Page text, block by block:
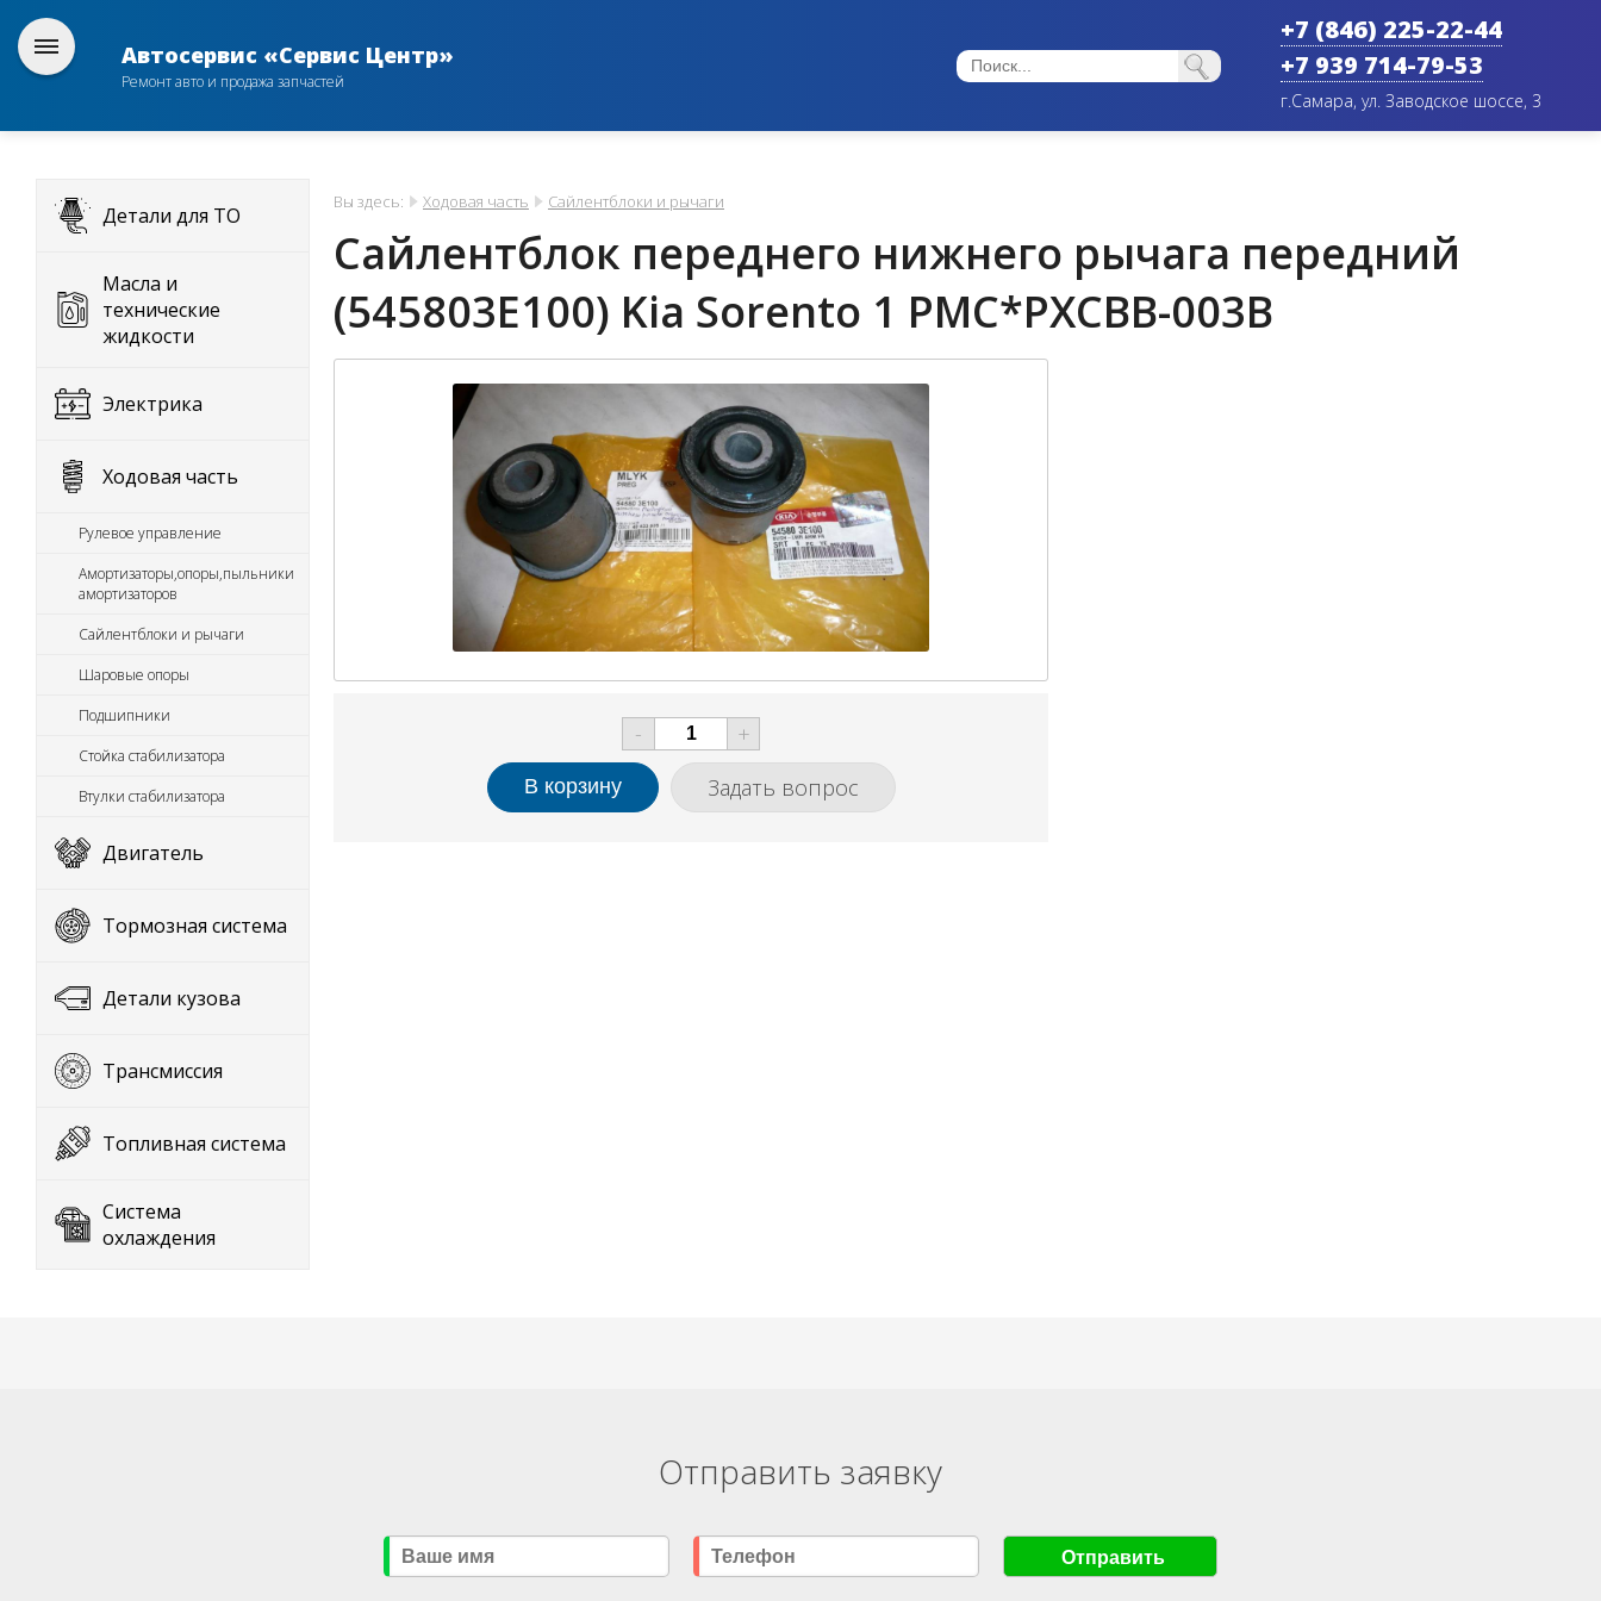
Автосервис «Сервис Центр»
Ремонт авто и продажа запчастей
+7 (846) 225-22-44
+7 939 714-79-53
г.Самара, ул. Заводское шоссе, 3
Детали для ТО
Масла и
технические
жидкости
Электрика
Ходовая часть
Рулевое управление
Амортизаторы,опоры,пыльники
амортизаторов
Сайлентблоки и рычаги
Шаровые опоры
Подшипники
Стойка стабилизатора
Втулки стабилизатора
Двигатель
Тормозная система
Детали кузова
Трансмиссия
Топливная система
Система
охлаждения
Вы здесь: Ходовая часть Сайлентблоки и рычаги
Сайлентблок переднего нижнего рычага передний
(545803E100) Kia Sorento 1 PMC*PXCBB-003B
-
+
Задать вопрос
Отправить заявку